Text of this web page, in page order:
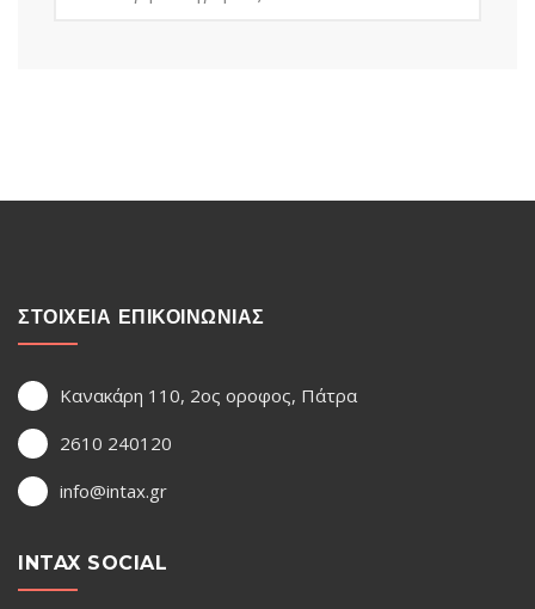
ΣΤΟΙΧΕΙΑ ΕΠΙΚΟΙΝΩΝΙΑΣ
Κανακάρη 110, 2ος οροφος, Πάτρα
2610 240120
info@intax.gr
INTAX SOCIAL